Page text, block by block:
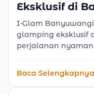
Eksklusif di
I-Glam
glamping eksklusif
perjalanan
tersedia pilihan
untuk liburan
Baca Selengkapnya